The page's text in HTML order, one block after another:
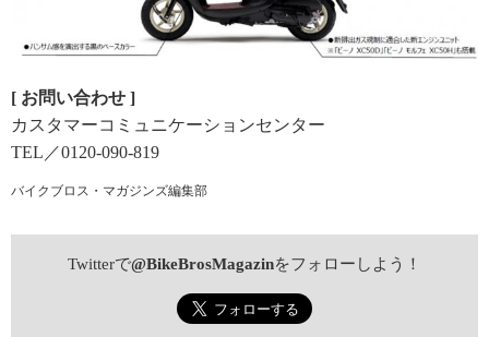
[ お問い合わせ ]
カスタマーコミュニケーションセンター
TEL／0120-090-819
バイクブロス・マガジンズ編集部
Twitterで@BikeBrosMagazinをフォローしよう！